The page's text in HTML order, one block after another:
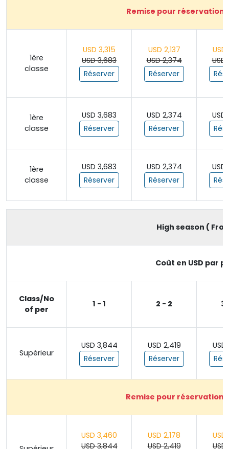
Remise pour réservation
1ère
classe
USD 3,315
USD 3,683
Réserver
USD 2,137
USD 2,374
Réserver
USD
USD
1ère
classe
USD 3,683
Réserver
USD 2,374
Réserver
USD
1ère
classe
USD 3,683
Réserver
USD 2,374
Réserver
USD
High season (
Coût en USD par
Class/No
of per
1 - 1 2 - 2 3
Supérieur
USD 3,844
Réserver
USD 2,419
Réserver
USD
Remise pour réservation
USD 3,460
USD 3,844
USD 2,178
USD 2,419
USD
USD